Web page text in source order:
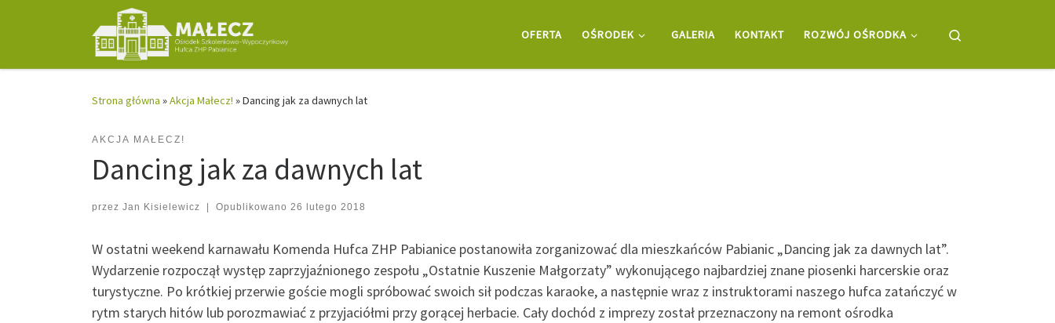
Przejdź do treści
OFERTA OŚRODEK GALERIA KONTAKT ROZWÓJ OŚRODKA
Strona główna »Akcja Małecz! »Dancing jak za dawnych lat
AKCJA MAŁECZ!
Dancing jak za dawnych lat
przez Jan Kisielewicz | Opublikowano 26 lutego 2018
W ostatni weekend karnawału Komenda Hufca ZHP Pabianice postanowiła zorganizować dla mieszkańców Pabianic „Dancing jak za dawnych lat”.
Wydarzenie rozpoczął występ zaprzyjaźnionego zespołu „Ostatnie Kuszenie Małgorzaty” wykonującego najbardziej znane piosenki harcerskie oraz
turystyczne. Po krótkiej przerwie goście mogli spróbować swoich sił podczas karaoke, a następnie wraz z instruktorami naszego hufca zatańczyć w
rytm starych hitów lub porozmawiać z przyjaciółmi przy gorącej herbacie. Cały dochód z imprezy został przeznaczony na remont ośrodka